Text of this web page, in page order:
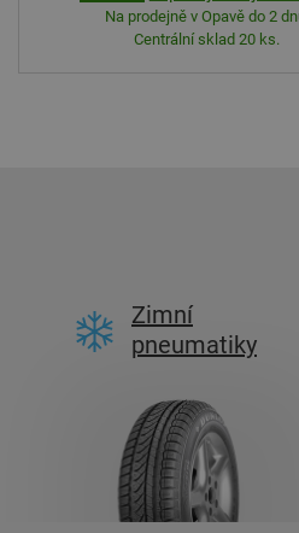
Na prodejně v Opavě do 2
Centrální sklad 20 ks.
Zimní
pneumatiky